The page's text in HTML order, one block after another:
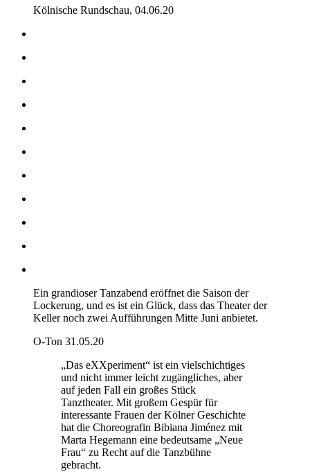
Kölnische Rundschau, 04.06.20
Ein grandioser Tanzabend eröffnet die Saison der
Lockerung, und es ist ein Glück, dass das Theater der
Keller noch zwei Aufführungen Mitte Juni anbietet.
O-Ton 31.05.20
„Das eXXperiment“ ist ein vielschichtiges
und nicht immer leicht zugängliches, aber
auf jeden Fall ein großes Stück
Tanztheater. Mit großem Gespür für
interessante Frauen der Kölner Geschichte
hat die Choreografin Bibiana Jiménez mit
Marta Hegemann eine bedeutsame „Neue
Frau“ zu Recht auf die Tanzbühne
gebracht.